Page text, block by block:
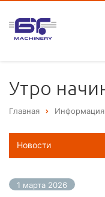
Утро
Главная Информация
1 марта 2026
Новости